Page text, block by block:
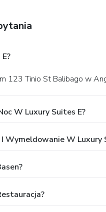
123 Tinio St Balibago w
W Luxury Suites E?
Wymeldowanie W Luxury